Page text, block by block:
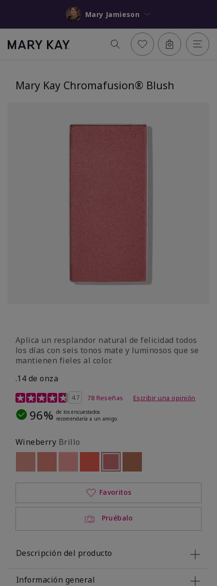
Mary Jamieson
Mary Kay Chromafusion® Blush
Aplica un resplandor natural de felicidad todos
los días con seis tonos mate y luminosos que se
mantienen fieles al color.
.14 de onza
Calificación de clientes de 4,3 de 5
4.7 78 Reseñas Escribir una opinión
96% de los encuestados
recomendaría a un amigo.
Wineberry Brillo
Out of stockOut of stockseleccionado
Out of stock
Pruébalo
Favoritos
Descripción del producto
Información general